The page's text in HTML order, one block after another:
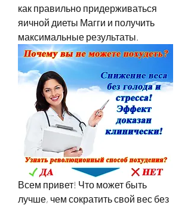
как правильно придерживаться
яичной диеты Магги и получить
максимальные результаты.
Всем привет! Что может быть
лучше, чем сократить свой вес без